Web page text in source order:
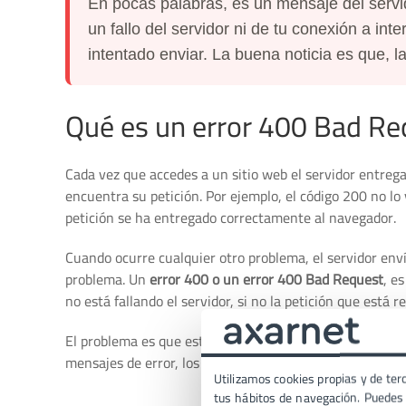
En pocas palabras, es un mensaje del
un fallo del servidor ni de tu conexión a
intentado enviar. La buena noticia es que,
Qué es un error 400 Bad
Cada vez que accedes a un sitio web el servidor
encuentra su petición. Por ejemplo, el código 200 no
petición se ha entregado correctamente al navegador.
Cuando ocurre cualquier otro problema, el servidor
problema. Unerror 400 o un error 400 Bad Request,
no está fallando el servidor, si no la petición que está
El problema es que esto es muy ambiguo yel usuario
mensajes de error, los cuales pueden variar
Utilizamos cookies propias y de
tus hábitos de navegación.